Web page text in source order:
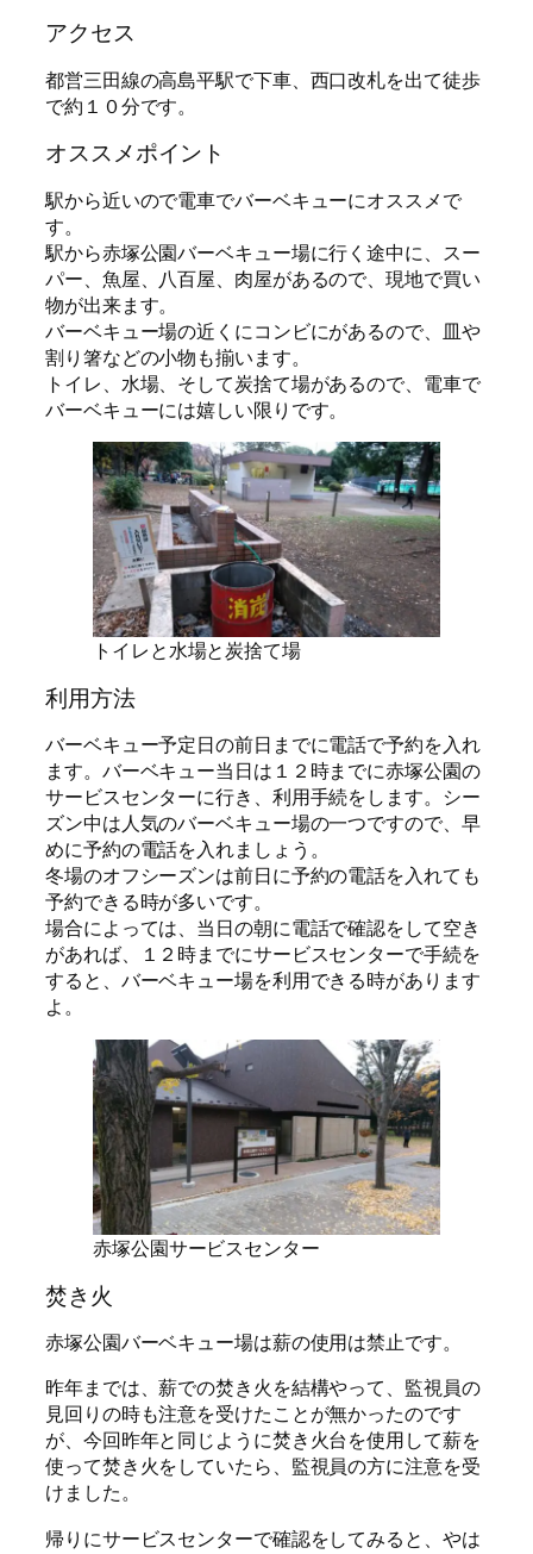
アクセス
都営三田線の高島平駅で下車、西口改札を出て徒歩
で約１０分です。
オススメポイント
駅から近いので電車でバーベキューにオススメで
す。
駅から赤塚公園バーベキュー場に行く途中に、スー
パー、魚屋、八百屋、肉屋があるので、現地で買い
物が出来ます。
バーベキュー場の近くにコンビにがあるので、皿や
割り箸などの小物も揃います。
トイレ、水場、そして炭捨て場があるので、電車で
バーベキューには嬉しい限りです。
トイレと水場と炭捨て場
利用方法
バーベキュー予定日の前日までに電話で予約を入れ
ます。バーベキュー当日は１２時までに赤塚公園の
サービスセンターに行き、利用手続をします。シー
ズン中は人気のバーベキュー場の一つですので、早
めに予約の電話を入れましょう。
冬場のオフシーズンは前日に予約の電話を入れても
予約できる時が多いです。
場合によっては、当日の朝に電話で確認をして空き
があれば、１２時までにサービスセンターで手続を
すると、バーベキュー場を利用できる時があります
よ。
赤塚公園サービスセンター
焚き火
赤塚公園バーベキュー場は薪の使用は禁止です。
昨年までは、薪での焚き火を結構やって、監視員の
見回りの時も注意を受けたことが無かったのです
が、今回昨年と同じように焚き火台を使用して薪を
使って焚き火をしていたら、監視員の方に注意を受
けました。
帰りにサービスセンターで確認をしてみると、やは